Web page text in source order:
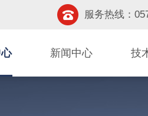
服务热线：
新闻中心 技